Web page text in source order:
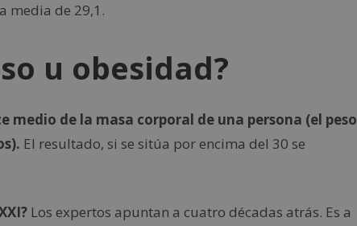
media de 29,1.
u obesidad?
medio de la masa corporal de una persona (el peso
El resultado, si se sitúa por encima del 30 se
Los expertos apuntan a cuatro décadas atrás. Es a